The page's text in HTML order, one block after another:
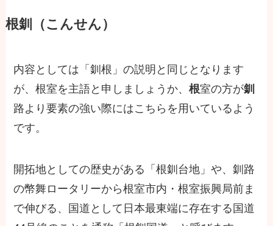
根釧（こんせん）
内容としては「釧根」の説明と同じとなります
が、根室を主語と申しましょうか、根室の方が釧
路より要素の強い際にはこちらを用いているよう
です。
開拓地としての歴史がある「根釧台地」や、釧路
の幣舞ロータリーから根室市内・根室振興局前ま
で伸びる、国道として日本最東端に存在する国道